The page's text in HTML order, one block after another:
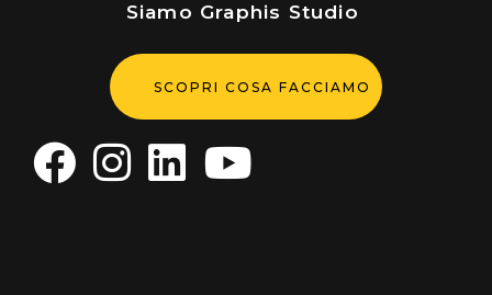
Siamo Graphis Studio
SCOPRI COSA FACCIAMO